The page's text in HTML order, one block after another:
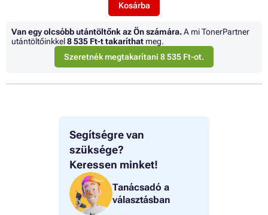
Segítségre van
szüksége?
Keressen minket!
Tanácsadó a
választásban
Kosárba
Van egy olcsóbb utántöltőnk az Ön számára.A mi TonerPartner
utántöltőinkkel8 535 Ft-t takaríthat meg.
Szeretnék megtakarítani 8 535 Ft-ot.